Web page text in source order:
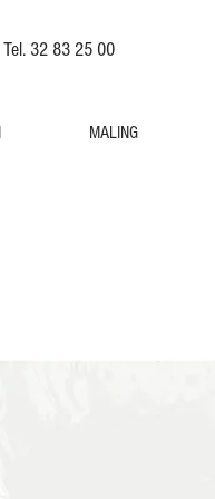
Tel. 32 83 25 00
MALING